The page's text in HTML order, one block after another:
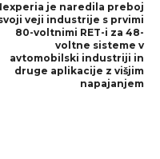
je naredila preboj
veji industrije s prvimi
80-voltnimi RET-i za 48-
voltne sisteme v
avtomobilski industriji in
druge aplikacije z višjim
napajanjem